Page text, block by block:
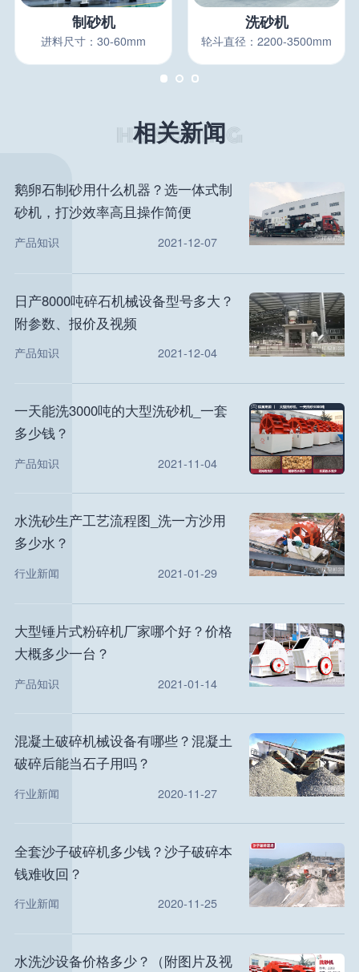
制砂机
进料尺寸：30-60mm
洗砂机
轮斗直径：2200-3500mm
相关新闻
鹅卵石制砂用什么机器？选一体式制
砂机，打沙效率高且操作简便
产品知识 2021-12-07
日产8000吨碎石机械设备型号多大？
附参数、报价及视频
产品知识 2021-12-04
一天能洗3000吨的大型洗砂机_一套
多少钱？
产品知识 2021-11-04
水洗砂生产工艺流程图_洗一方沙用
多少水？
行业新闻 2021-01-29
大型锤片式粉碎机厂家哪个好？价格
大概多少一台？
产品知识 2021-01-14
混凝土破碎机械设备有哪些？混凝土
破碎后能当石子用吗？
行业新闻 2020-11-27
全套沙子破碎机多少钱？沙子破碎本
钱难收回？
行业新闻 2020-11-25
水洗沙设备价格多少？（附图片及视